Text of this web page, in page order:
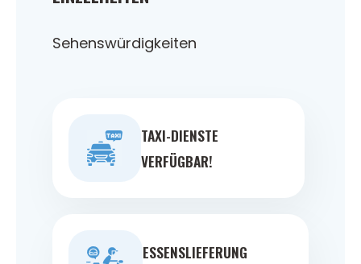
Sehenswürdigkeiten
TAXI-DIENSTE
VERFÜGBAR!
ESSENSLIEFERUNG